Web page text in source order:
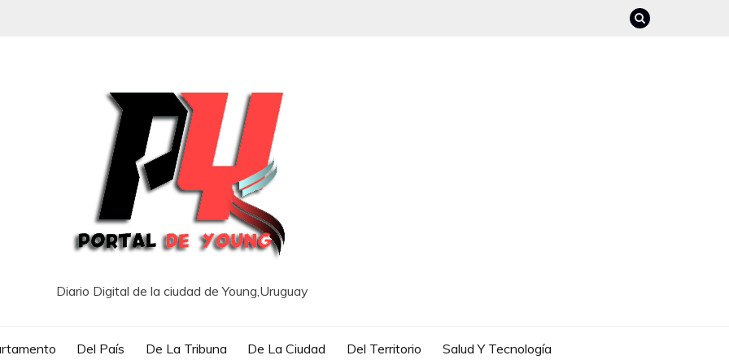
Diario Digital de la ciudad de Young,Uruguay
Del País De La Tribuna De La Ciudad Del Territorio Salud Y Tecnología